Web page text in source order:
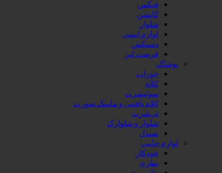
فیکس
کاپشن
شلوار
لوازم ایمنی
دستکش
فرست لیر
پوشاک
جوراب
کلاه
سوئیشرت
کلاه بافتنی و ماسک صورت
تی‌شرت
شلوار و شلوارک
صندل
لوازم جانبی
خودکار
بطری